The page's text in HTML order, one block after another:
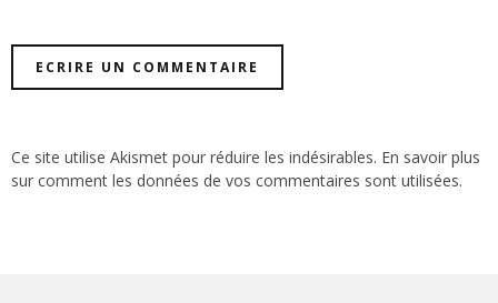
Ce site utilise Akismet pour réduire les indésirables. En savoir plus
sur comment les données de vos commentaires sont utilisées.